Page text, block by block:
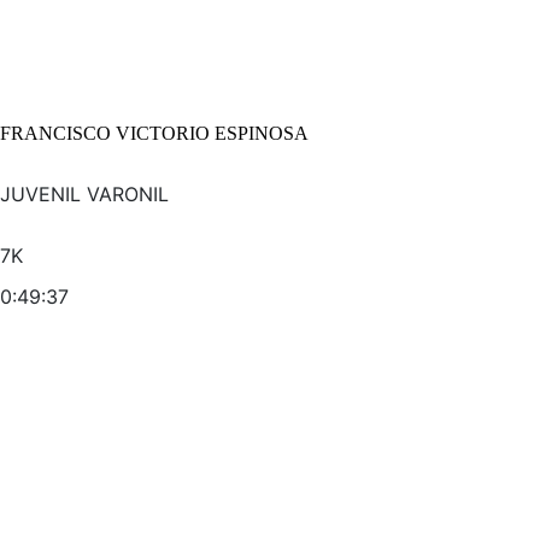
FRANCISCO VICTORIO ESPINOSA
JUVENIL VARONIL
7K
0:49:37